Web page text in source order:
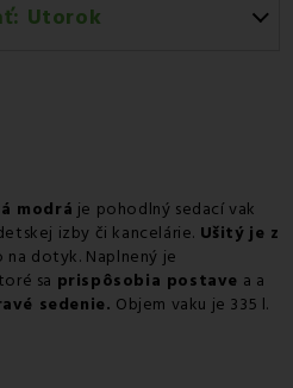
Utorok
modrá je pohodlný sedací vak
izby či kancelárie. Ušitý je z
na dotyk. Naplnený je
sa prispôsobia postave a a
sedenie. Objem vaku je 335 l.